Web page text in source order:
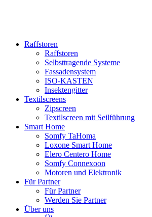
Raffstoren
Raffstoren
Selbsttragende Systeme
Fassadensystem
ISO-KASTEN
Insektengitter
Textilscreens
Zipscreen
Textilscreen mit Seilführung
Smart Home
Somfy TaHoma
Loxone Smart Home
Elero Centero Home
Somfy Connexoon
Motoren und Elektronik
Für Partner
Für Partner
Werden Sie Partner
Über uns